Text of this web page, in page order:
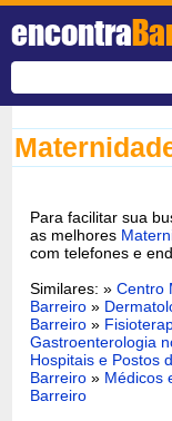
encontra
Para facilitar sua
as melhores
com telefones e
Similares: »Centro
Barreiro »
Barreiro »
Gastroenterologia
Hospitais e Postos
Barreiro » Médicos
Barreiro